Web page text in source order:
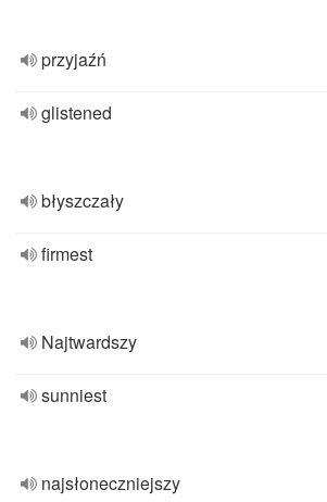
przyjaźń
glistened
błyszczały
firmest
Najtwardszy
sunniest
najsłoneczniejszy